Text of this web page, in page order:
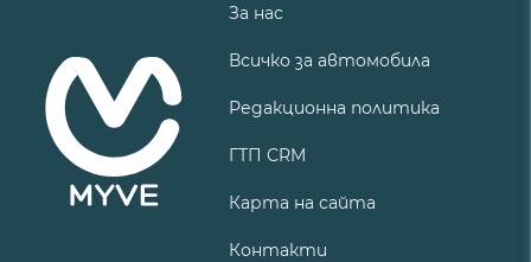
За нас
Всичко за автомобила
Редакционна политика
ГТП CRM
Карта на сайта
Контакти